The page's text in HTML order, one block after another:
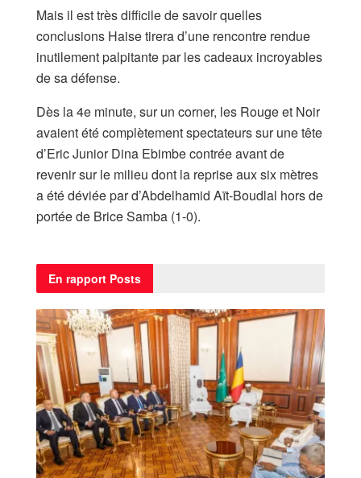
Mais il est très difficile de savoir quelles
conclusions Haise tirera d’une rencontre rendue
inutilement palpitante par les cadeaux incroyables
de sa défense.
Dès la 4e minute, sur un corner, les Rouge et Noir
avaient été complètement spectateurs sur une tête
d’Eric Junior Dina Ebimbe contrée avant de
revenir sur le milieu dont la reprise aux six mètres
a été déviée par d’Abdelhamid Aït-Boudlal hors de
portée de Brice Samba (1-0).
En rapport Posts